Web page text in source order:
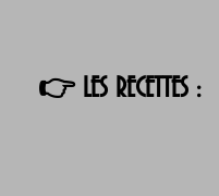
👉 LES RECETTES :